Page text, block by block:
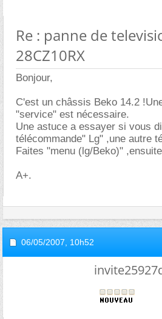
Re : panne de
28CZ10RX
Bonjour,
C'est un châssis Beko 14.2
"service" est nécessaire.
Une astuce a essayer si vous
télécommande" Lg" ,une autre
Faites "menu (lg/Beko)"
A+.
06/05/2007, 10h52